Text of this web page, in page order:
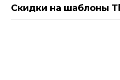
Скидки на шаблоны